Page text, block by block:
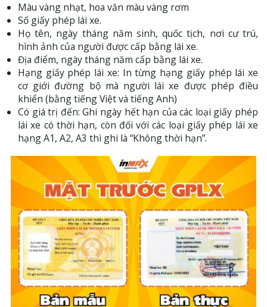
Màu vàng nhạt, hoa văn màu vàng rơm
Số giấy phép lái xe.
Họ tên, ngày tháng năm sinh, quốc tịch, nơi cư trú,
hình ảnh của người được cấp bằng lái xe.
Địa điểm, ngày tháng năm cấp bằng lái xe.
Hạng giấy phép lái xe: In từng hạng giấy phép lái xe
cơ giới đường bộ mà người lái xe được phép điều
khiển (bằng tiếng Việt và tiếng Anh)
Có giá trị đến: Ghi ngày hết hạn của các loại giấy phép
lái xe có thời hạn, còn đối với các loại giấy phép lái xe
hạng A1, A2, A3 thì ghi là “Không thời hạn”.